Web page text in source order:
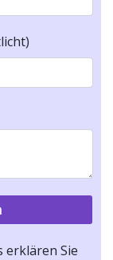
erklären Sie